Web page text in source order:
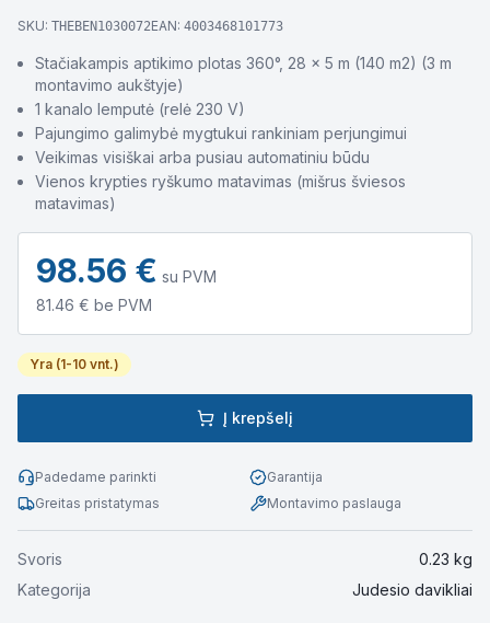
SKU: THEBEN1030072EAN: 4003468101773
Stačiakampis aptikimo plotas 360°, 28 x 5 m (140 m2) (3 m
montavimo aukštyje)
1 kanalo lemputė (relė 230 V)
Pajungimo galimybė mygtukui rankiniam perjungimui
Veikimas visiškai arba pusiau automatiniu būdu
Vienos krypties ryškumo matavimas (mišrus šviesos
matavimas)
98.56 € su PVM
81.46 € be PVM
Yra (1-10 vnt.)
Į krepšelį
Padedame parinkti
Garantija
Greitas pristatymas
Montavimo paslauga
Svoris 0.23 kg
Kategorija
Judesio davikliai